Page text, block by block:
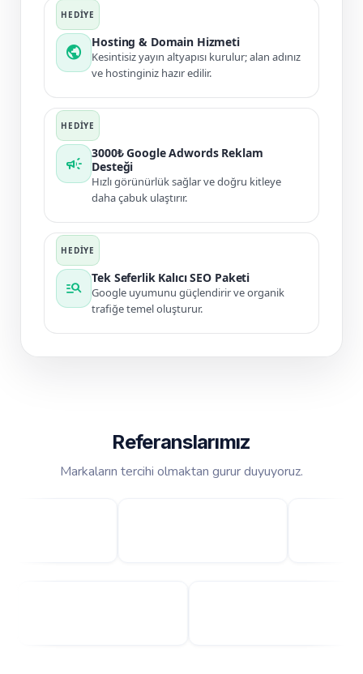
public
Hosting & Domain Hizmeti
Kesintisiz yayın altyapısı kurulur; alan adınız
ve hostinginiz hazır edilir.
campaign
3000₺ Google Adwords Reklam
Desteği
Hızlı görünürlük sağlar ve doğru kitleye
daha çabuk ulaştırır.
manage_search
Tek Seferlik Kalıcı SEO Paketi
Google uyumunu güçlendirir ve organik
trafiğe temel oluşturur.
Referanslarımız
Markaların tercihi olmaktan gurur duyuyoruz.